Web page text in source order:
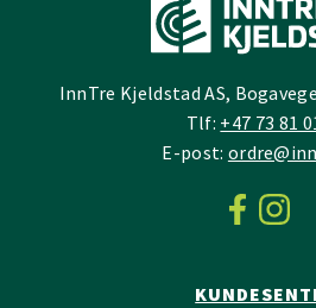
InnTre Kjeldstad AS,
Tlf: +47 73 81
E-post: